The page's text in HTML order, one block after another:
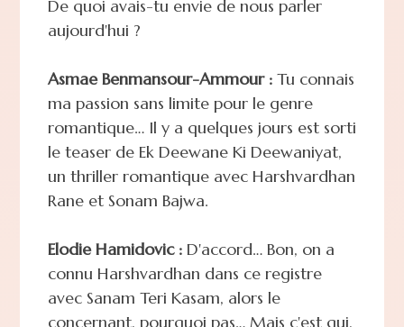
De quoi avais-tu envie de nous parler
aujourd'hui ?
Asmae Benmansour-Ammour :Tu connais
ma passion sans limite pour le genre
romantique… Il y a quelques jours est sorti
le teaser de Ek Deewane Ki Deewaniyat,
un thriller romantique avec Harshvardhan
Rane et Sonam Bajwa.
Elodie Hamidovic :D'accord… Bon, on a
connu Harshvardhan dans ce registre
avec Sanam Teri Kasam, alors le
concernant, pourquoi pas… Mais c'est qui,